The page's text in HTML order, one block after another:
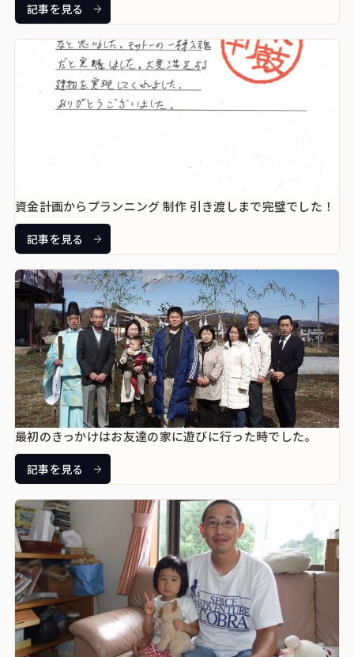
記事を見る
資金計画からプランニング 制作 引き渡しまで完璧でした！
記事を見る
最初のきっかけはお友達の家に遊びに行った時でした。
記事を見る